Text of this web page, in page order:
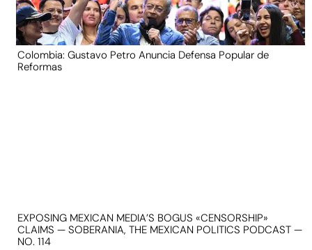
Colombia: Gustavo Petro Anuncia Defensa Popular de
Reformas
EXPOSING MEXICAN MEDIA’S BOGUS «CENSORSHIP»
CLAIMS — SOBERANIA, THE MEXICAN POLITICS PODCAST —
NO. 114